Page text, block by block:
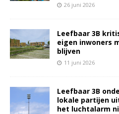
26 juni 2026
Leefbaar 3B
eigen inwoners
blijven
11 juni 2026
Leefbaar 3B
lokale partijen
het luchtalarm